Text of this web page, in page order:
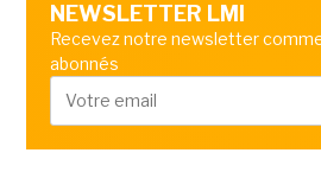
NEWSLETTER LMI
Recevez notre newsletter
abonnés